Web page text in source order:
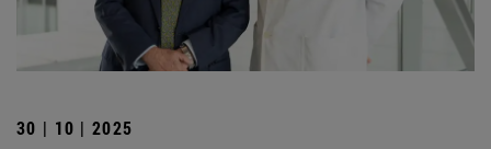
30 | 10 | 2025